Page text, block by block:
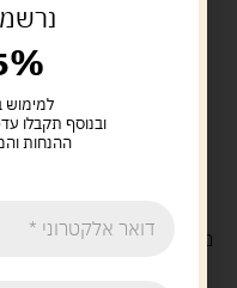
משלוח חינםבקנייה מעל 329 ש"ח
5%
למימוש
ובנוסף תקבלו
ההנחות